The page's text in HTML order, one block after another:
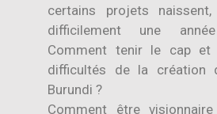
certains projets
difficilement une année
Comment tenir le cap et
difficultés de la création
Burundi ?
Comment être